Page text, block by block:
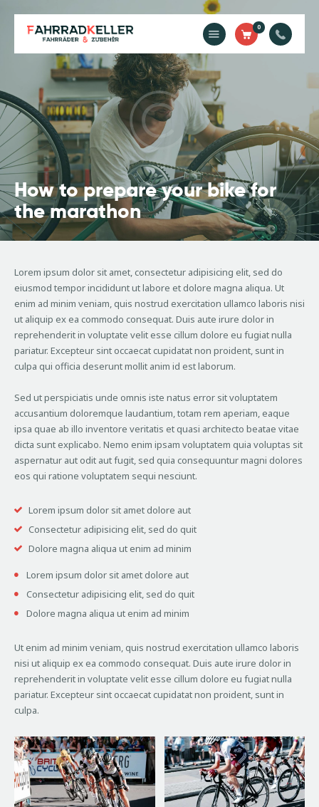
0
Home
Unsere
Dienstleistungen
Shop
Kontakt
Impressum
How to prepare your bike for
the marathon
Lorem ipsum dolor sit amet, consectetur adipisicing elit, sed do
eiusmod tempor incididunt ut labore et dolore magna aliqua. Ut
enim ad minim veniam, quis nostrud exercitation ullamco laboris nisi
ut aliquip ex ea commodo consequat. Duis aute irure dolor in
reprehenderit in voluptate velit esse cillum dolore eu fugiat nulla
pariatur. Excepteur sint occaecat cupidatat non proident, sunt in
culpa qui officia deserunt mollit anim id est laborum.
Sed ut perspiciatis unde omnis iste natus error sit voluptatem
accusantium doloremque laudantium, totam rem aperiam, eaque
ipsa quae ab illo inventore veritatis et quasi architecto beatae vitae
dicta sunt explicabo. Nemo enim ipsam voluptatem quia voluptas sit
aspernatur aut odit aut fugit, sed quia consequuntur magni dolores
eos qui ratione voluptatem sequi nesciunt.
Lorem ipsum dolor sit amet dolore aut
Consectetur adipisicing elit, sed do quit
Dolore magna aliqua ut enim ad minim
Lorem ipsum dolor sit amet dolore aut
Consectetur adipisicing elit, sed do quit
Dolore magna aliqua ut enim ad minim
Ut enim ad minim veniam, quis nostrud exercitation ullamco laboris
nisi ut aliquip ex ea commodo consequat. Duis aute irure dolor in
reprehenderit in voluptate velit esse cillum dolore eu fugiat nulla
pariatur. Excepteur sint occaecat cupidatat non proident, sunt in
culpa.